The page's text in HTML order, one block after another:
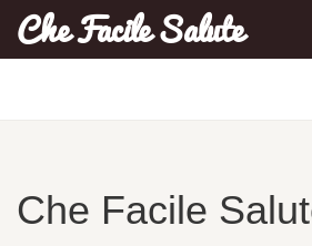
Che Facile Salute
Che Facile